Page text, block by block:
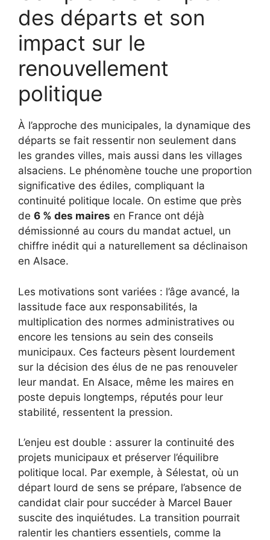
des départs et son
impact sur le
renouvellement
politique
À l’approche des municipales, la dynamique des
départs se fait ressentir non seulement dans
les grandes villes, mais aussi dans les villages
alsaciens. Le phénomène touche une proportion
significative des édiles, compliquant la
continuité politique locale. On estime que près
de 6 % des maires en France ont déjà
démissionné au cours du mandat actuel, un
chiffre inédit qui a naturellement sa déclinaison
en Alsace.
Les motivations sont variées : l’âge avancé, la
lassitude face aux responsabilités, la
multiplication des normes administratives ou
encore les tensions au sein des conseils
municipaux. Ces facteurs pèsent lourdement
sur la décision des élus de ne pas renouveler
leur mandat. En Alsace, même les maires en
poste depuis longtemps, réputés pour leur
stabilité, ressentent la pression.
L’enjeu est double : assurer la continuité des
projets municipaux et préserver l’équilibre
politique local. Par exemple, à Sélestat, où un
départ lourd de sens se prépare, l’absence de
candidat clair pour succéder à Marcel Bauer
suscite des inquiétudes. La transition pourrait
ralentir les chantiers essentiels, comme la